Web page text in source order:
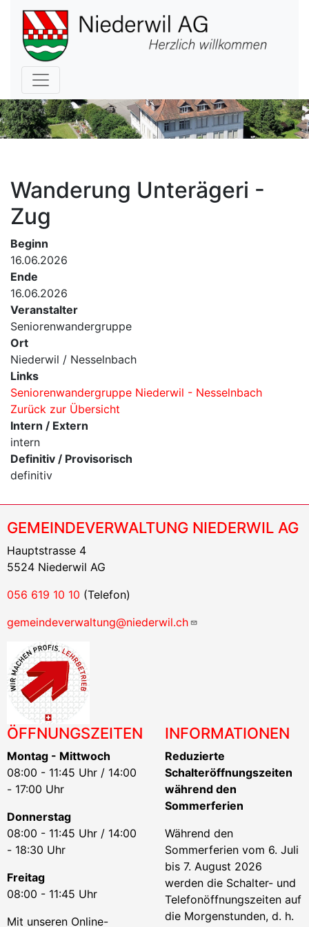
Hauptnavigation
Wanderung Unterägeri -
Zug
Beginn
16.06.2026
Ende
16.06.2026
Veranstalter
Seniorenwandergruppe
Ort
Niederwil / Nesselnbach
Links
Seniorenwandergruppe Niederwil - Nesselnbach
Zurück zur Übersicht
Intern / Extern
intern
Definitiv / Provisorisch
definitiv
GEMEINDEVERWALTUNG NIEDERWIL AG
Hauptstrasse 4
5524 Niederwil AG
056 619 10 10 (Telefon)
gemeindeverwaltung@niederwil.ch
ÖFFNUNGSZEITEN
Montag - Mittwoch
08:00 - 11:45 Uhr / 14:00
- 17:00 Uhr
Donnerstag
08:00 - 11:45 Uhr / 14:00
- 18:30 Uhr
Freitag
08:00 - 11:45 Uhr
Mit unseren Online-
INFORMATIONEN
Reduzierte
Schalteröffnungszeiten
während den
Sommerferien
Während den
Sommerferien vom 6. Juli
bis 7. August 2026
werden die Schalter- und
Telefonöffnungszeiten auf
die Morgenstunden, d. h.